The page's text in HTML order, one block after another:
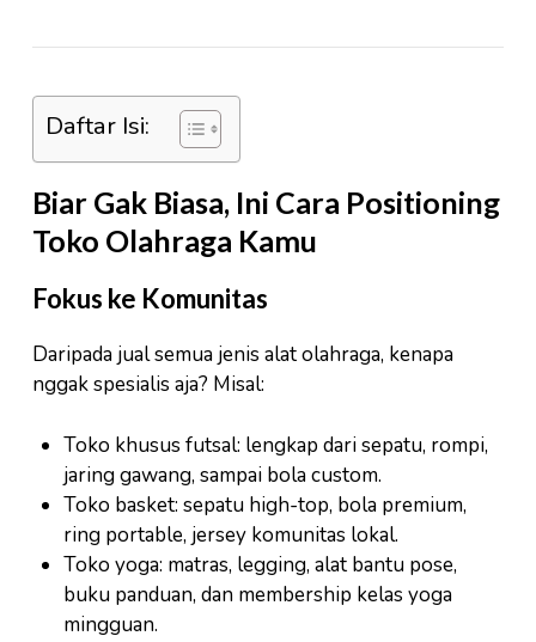
Daftar Isi:
Biar Gak Biasa, Ini Cara Positioning
Toko Olahraga Kamu
Fokus ke Komunitas
Daripada jual semua jenis alat olahraga, kenapa
nggak spesialis aja? Misal:
Toko khusus futsal: lengkap dari sepatu, rompi,
jaring gawang, sampai bola custom.
Toko basket: sepatu high-top, bola premium,
ring portable, jersey komunitas lokal.
Toko yoga: matras, legging, alat bantu pose,
buku panduan, dan membership kelas yoga
mingguan.